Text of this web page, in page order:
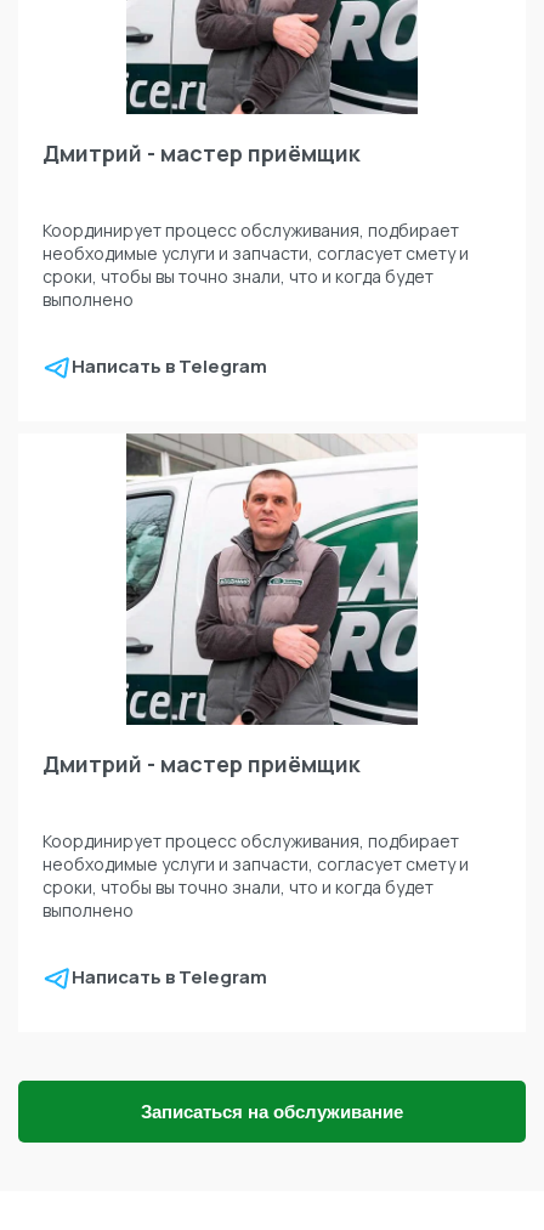
Дмитрий - мастер приёмщик
Координирует процесс обслуживания, подбирает
необходимые услуги и запчасти, согласует смету и
сроки, чтобы вы точно знали, что и когда будет
выполнено
Написать в Telegram
Дмитрий - мастер приёмщик
Координирует процесс обслуживания, подбирает
необходимые услуги и запчасти, согласует смету и
сроки, чтобы вы точно знали, что и когда будет
выполнено
Написать в Telegram
Записаться на обслуживание